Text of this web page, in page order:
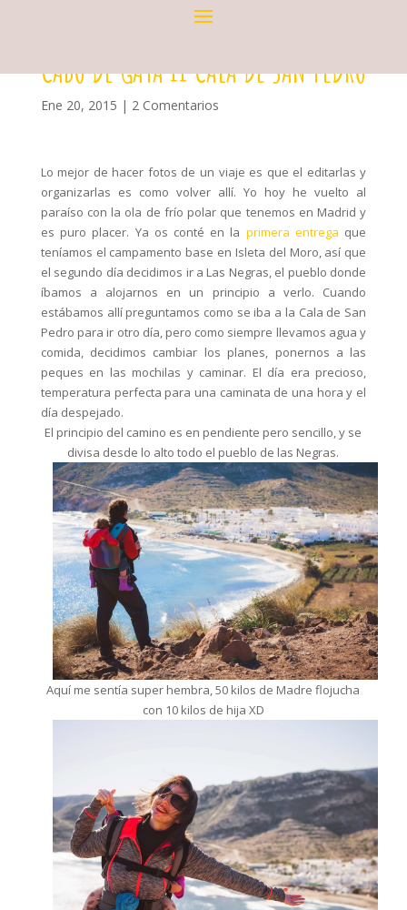
CABO DE GATA II CALA DE SAN PEDRO
Ene 20, 2015 | 2 Comentarios
Lo mejor de hacer fotos de un viaje es que el editarlas y
organizarlas es como volver allí. Yo hoy he vuelto al
paraíso con la ola de frío polar que tenemos en Madrid y
es puro placer. Ya os conté en la primera entrega que
teníamos el campamento base en Isleta del Moro, así que
el segundo día decidimos ir a Las Negras, el pueblo donde
íbamos a alojarnos en un principio a verlo. Cuando
estábamos allí preguntamos como se iba a la Cala de San
Pedro para ir otro día, pero como siempre llevamos agua y
comida, decidimos cambiar los planes, ponernos a las
peques en las mochilas y caminar. El día era precioso,
temperatura perfecta para una caminata de una hora y el
día despejado.
El principio del camino es en pendiente pero sencillo, y se
divisa desde lo alto todo el pueblo de las Negras.
Aquí me sentía super hembra, 50 kilos de Madre flojucha
con 10 kilos de hija XD